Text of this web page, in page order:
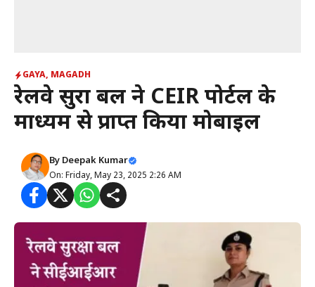
GAYA, MAGADH
रेलवे सुरक्षा बल ने CEIR पोर्टल के
माध्यम से प्राप्त किया मोबाइल
By Deepak Kumar
On: Friday, May 23, 2025 2:26 AM